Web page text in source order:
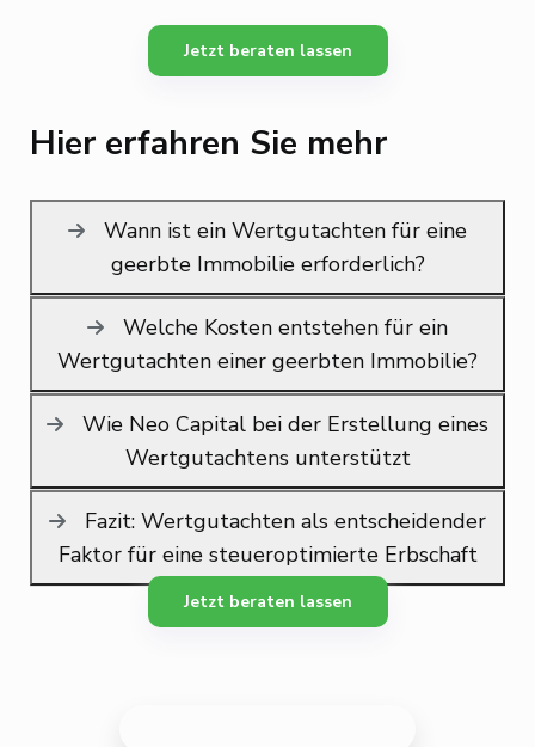
Jetzt beraten lassen
Hier erfahren Sie mehr
Wann ist ein Wertgutachten für eine
geerbte Immobilie erforderlich?
Welche Kosten entstehen für ein
Wertgutachten einer geerbten Immobilie?
Wie Neo Capital bei der Erstellung eines
Wertgutachtens unterstützt
Fazit: Wertgutachten als entscheidender
Faktor für eine steueroptimierte Erbschaft
Jetzt beraten lassen